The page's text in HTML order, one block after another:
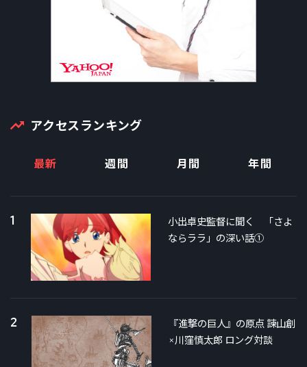
アクセスランキング
最新 週間 月間 年間
1
小出卓史監督に聞く 「さよ
ならララ」の深い話①
2
『進撃の巨人』の原点 諫山創
×川窪慎太郎 ロング対談